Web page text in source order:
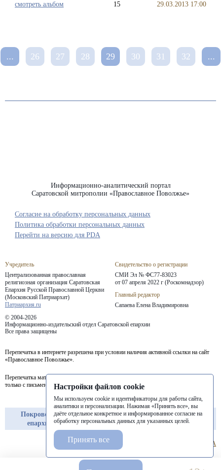
смотреть альбом 15 29.03.2013 17:00
... 26 27 28 29 30 31 32 ...
Информационно-аналитический портал
Саратовской митрополии «Православное Поволжье»
Учредитель
Централизованная православная
религиозная организация Саратовская
Епархия Русской Православной Церкви
(Московский Патриархат)
Патриархия.ru
Свидетельство о регистрации
СМИ Эл № ФС77-83023
от 07 апреля 2022 г (Роскомнадзор)
Главный редактор
Сапаева Елена Владимировна
© 2004-2026
Информационно-издательский отдел Саратовской епархии
Все права защищены
Согласие на обработку персональных данных
Политика обработки персональных данных
Перепечатка в интернете разрешена при условии наличия активной ссылки на сайт
«Православное Поволжье».
Перепечатка материалов портала в печатных изданиях (книгах, прессе) возможна
только с письменного разрешения редакции.
Покровская
епархия
Балашовская
епархия
Балаковская
епархия
Перейти на версию для PDA
Настройки файлов cookie
Мы используем cookie и идентификаторы для работы сайта,
аналитики и персонализации. Нажимая «Принять все», вы
даёте отдельное конкретное и информированное согласие на
обработку персональных данных для указанных целей.
Принять все